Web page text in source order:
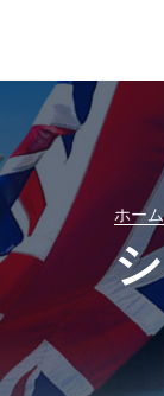
ホーム